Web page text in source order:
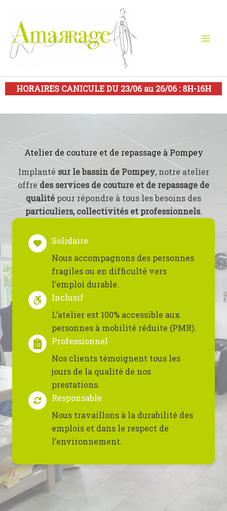
contenu
HORAIRES CANICULE DU 23/06 au 26/06 : 8H-16H
Atelier de couture et de repassage à Pompey
Implanté sur le bassin de Pompey, notre atelier
offredes services de couture et de repassage de
qualité pour répondre à tous les besoins des
particuliers, collectivités et professionnels.
Solidaire
Nous accompagnons des personnes
fragiles ou en difficulté vers
l’emploi durable.
Inclusif
L’atelier est 100% accessible aux
personnes à mobilité réduite (PMR).
Professionnel
Nos clients témoignent tous les
jours de la qualité de nos
prestations.
Responsable
Nous travaillons à la durabilité des
emplois et dans le respect de
l’environnement.